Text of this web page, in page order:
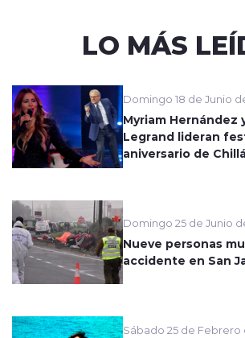
LO MÁS
Domingo 18 de Junio
Myriam Hernández
Legrand lideran
aniversario de
Domingo 25 de Junio
Nueve personas
accidente en San
Sábado 25 de Febrero